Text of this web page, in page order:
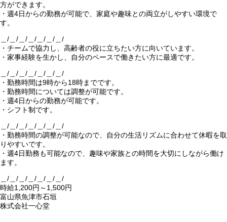
方ができます。
・週4日からの勤務が可能で、家庭や趣味との両立がしやすい環境で
す。
＿/＿/＿/＿/＿/＿/＿/
・チームで協力し、高齢者の役に立ちたい方に向いています。
・家事経験を生かし、自分のペースで働きたい方に最適です。
＿/＿/＿/＿/＿/＿/＿/
・勤務時間は9時から18時までです。
・勤務時間については調整が可能です。
・週4日からの勤務が可能です。
・シフト制です。
＿/＿/＿/＿/＿/＿/＿/
・勤務時間の調整が可能なので、自分の生活リズムに合わせて休暇を取
りやすいです。
・週4日勤務も可能なので、趣味や家族との時間を大切にしながら働け
ます。
＿/＿/＿/＿/＿/＿/＿/
時給1,200円～1,500円
富山県魚津市石垣
株式会社一心堂